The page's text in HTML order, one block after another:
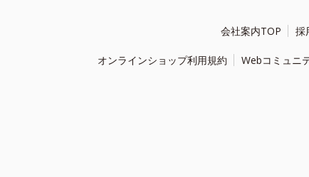
会社案内TOP 採
オンラインショップ利用規約 Webコミュニ